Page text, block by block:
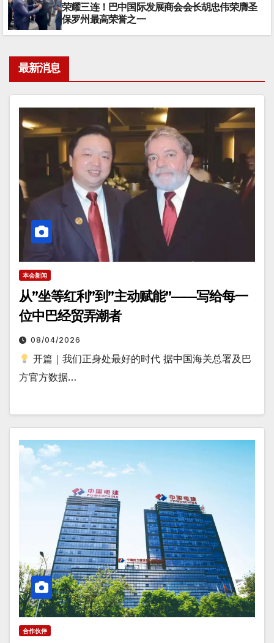
荣耀三连！巴中国际发展商会会长胡忠伟荣膺圣
保罗州最高荣誉之一
最新消息
本会新闻
从”坐等红利”到”主动赋能”——写给每一
位中巴经贸弄潮者
08/04/2026
开篇｜我们正身处最好的时代 据中国海关总署及巴
方官方数据…
合作伙伴